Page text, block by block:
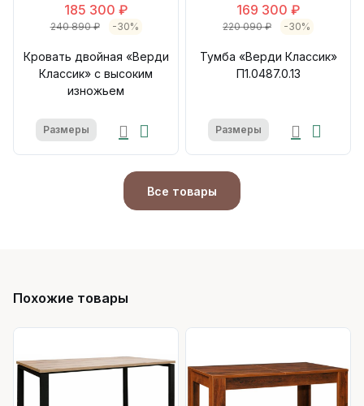
185 300 ₽
240 890 ₽ -30%
Кровать двойная «Верди
Классик» с высоким
изножьем
Размеры
169 300 ₽
220 090 ₽ -30%
Тумба «Верди Классик»
П1.0487.0.13
Размеры
Все товары
Похожие товары